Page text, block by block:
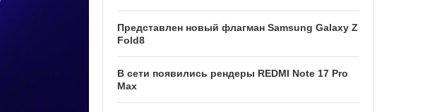
Представлен новый флагман Samsung Galaxy Z
Fold8
В сети появились рендеры REDMI Note 17 Pro
Max